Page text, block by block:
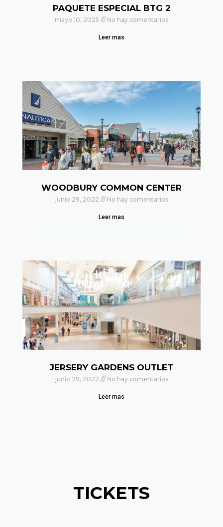
PAQUETE ESPECIAL BTG 2
mayo 10, 2025 No hay comentarios
Leer mas
WOODBURY COMMON CENTER
junio 29, 2022 No hay comentarios
Leer mas
JERSERY GARDENS OUTLET
junio 29, 2022 No hay comentarios
Leer mas
TICKETS